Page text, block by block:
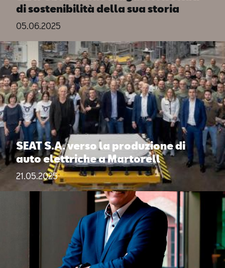
di sostenibilità della sua storia
05.06.2025
SEAT S.A. verso la produzione di
auto elettriche a Martorell
21.05.2025